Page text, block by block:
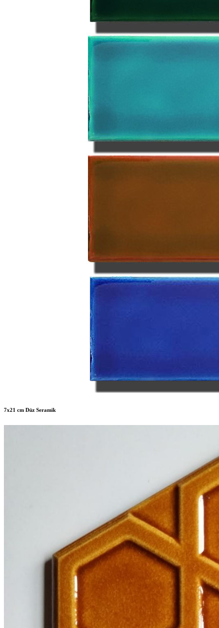
7x21 cm Düz Seramik